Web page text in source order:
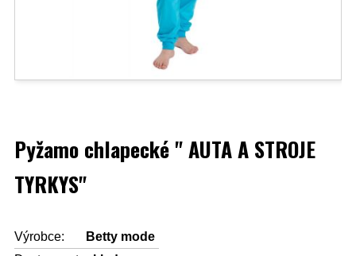
Pyžamo chlapecké " AUTA A STROJE
TYRKYS"
Výrobce:
Betty mode